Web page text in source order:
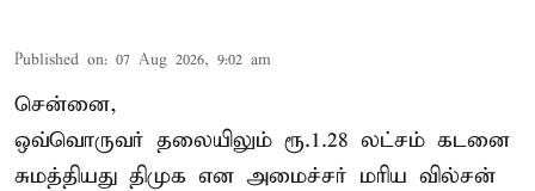
Published on: 07 Aug 2026, 9:02 am
சென்னை,
ஒவ்வொருவர் தலையிலும் ரூ.1.28 லட்சம் கடனை
சுமத்தியது திமுக என அமைச்சர் மரிய வில்சன்